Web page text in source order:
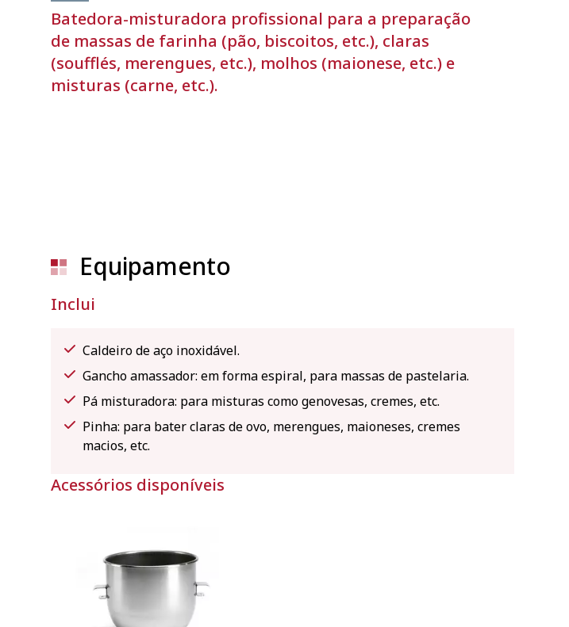
Nível de ruído (1 m.)
<80 dB(A)
Ruído de fundo
45 dB(A)
Batedora-misturadora profissional para a preparação
de massas de farinha (pão, biscoitos, etc.), claras
(soufflés, merengues, etc.), molhos (maionese, etc.) e
misturas (carne, etc.).
Equipamento
Inclui
Caldeiro de aço inoxidável.
Gancho amassador: em forma espiral, para massas de pastelaria.
Pá misturadora: para misturas como genovesas, cremes, etc.
Pinha: para bater claras de ovo, merengues, maioneses, cremes
macios, etc.
Acessórios disponíveis